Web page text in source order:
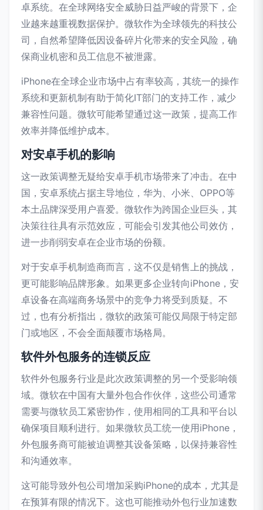
卓系统。在全球网络安全威胁日益严峻的背景下，企
业越来越重视数据保护。微软作为全球领先的科技公
司，自然希望降低因设备碎片化带来的安全风险，确
保商业机密和员工信息不被泄露。
iPhone在全球企业市场中占有率较高，其统一的操作
系统和更新机制有助于简化IT部门的支持工作，减少
兼容性问题。微软可能希望通过这一政策，提高工作
效率并降低维护成本。
对安卓手机的影响
这一政策调整无疑给安卓手机市场带来了冲击。在中
国，安卓系统占据主导地位，华为、小米、OPPO等
本土品牌深受用户喜爱。微软作为跨国企业巨头，其
决策往往具有示范效应，可能会引发其他公司效仿，
进一步削弱安卓在企业市场的份额。
对于安卓手机制造商而言，这不仅是销售上的挑战，
更可能影响品牌形象。如果更多企业转向iPhone，安
卓设备在高端商务场景中的竞争力将受到质疑。不
过，也有分析指出，微软的政策可能仅局限于特定部
门或地区，不会全面颠覆市场格局。
软件外包服务的连锁反应
软件外包服务行业是此次政策调整的另一个受影响领
域。微软在中国有大量外包合作伙伴，这些公司通常
需要与微软员工紧密协作，使用相同的工具和平台以
确保项目顺利进行。如果微软员工统一使用iPhone，
外包服务商可能被迫调整其设备策略，以保持兼容性
和沟通效率。
这可能导致外包公司增加采购iPhone的成本，尤其是
在预算有限的情况下。这也可能推动外包行业加速数